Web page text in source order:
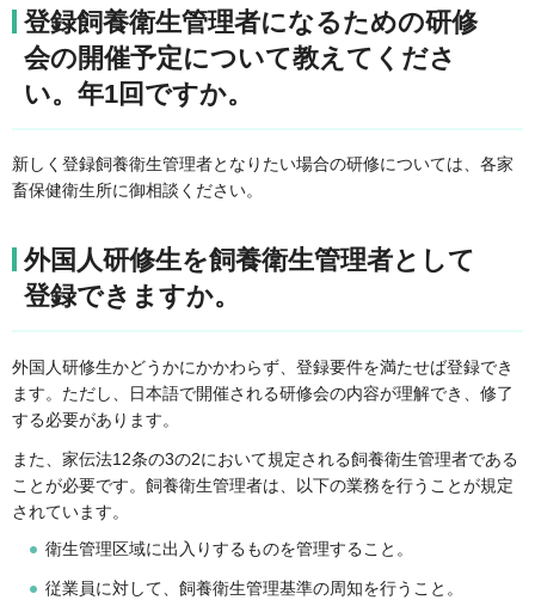
登録飼養衛生管理者になるための研修
会の開催予定について教えてくださ
い。年1回ですか。
新しく登録飼養衛生管理者となりたい場合の研修については、各家
畜保健衛生所に御相談ください。
外国人研修生を飼養衛生管理者として
登録できますか。
外国人研修生かどうかにかかわらず、登録要件を満たせば登録でき
ます。ただし、日本語で開催される研修会の内容が理解でき、修了
する必要があります。
また、家伝法12条の3の2において規定される飼養衛生管理者である
ことが必要です。飼養衛生管理者は、以下の業務を行うことが規定
されています。
衛生管理区域に出入りするものを管理すること。
従業員に対して、飼養衛生管理基準の周知を行うこと。